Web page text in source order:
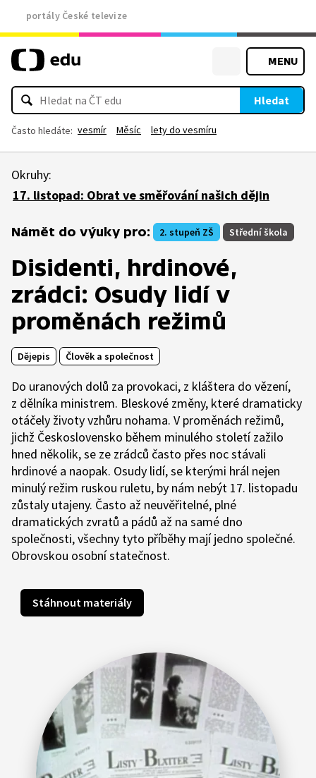
portály České televize
MENU
Hledat
Často hledáte: vesmír Měsíc lety do vesmíru
Okruhy:
17. listopad: Obrat ve směřování našich dějin
Námět do výuky pro: 2. stupeň ZŠ Střední škola
Disidenti, hrdinové,
zrádci: Osudy lidí v
proměnách režimů
Dějepis Člověk a společnost
Do uranových dolů za provokaci, z kláštera do vězení,
z dělníka ministrem. Bleskové změny, které dramaticky
otáčely životy vzhůru nohama. V proměnách režimů,
jichž Československo během minulého století zažilo
hned několik, se ze zrádců často přes noc stávali
hrdinové a naopak. Osudy lidí, se kterými hrál nejen
minulý režim ruskou ruletu, by nám nebýt 17. listopadu
zůstaly utajeny. Často až neuvěřitelné, plné
dramatických zvratů a pádů až na samé dno
společnosti, všechny tyto příběhy mají jedno společné.
Obrovskou osobní statečnost.
Stáhnout materiály